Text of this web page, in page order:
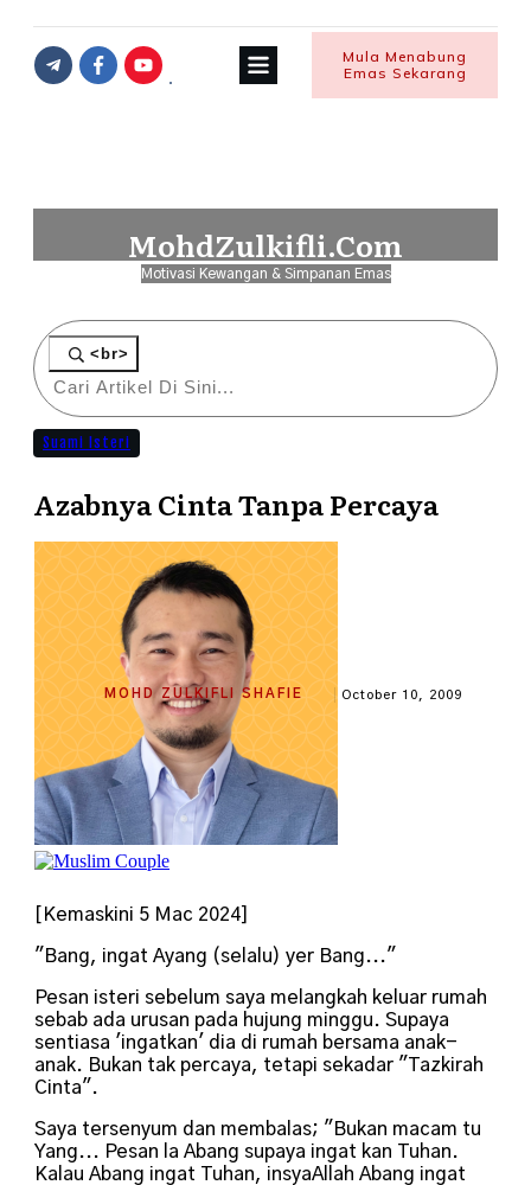
Mula Menabung
Emas Sekarang
MohdZulkifli.Com
Motivasi Kewangan & Simpanan Emas
<br>
Suami Isteri
Azabnya Cinta Tanpa Percaya
MOHD ZULKIFLI SHAFIE October 10, 2009
[Kemaskini 5 Mac 2024]
"Bang, ingat Ayang (selalu) yer Bang..."
Pesan isteri sebelum saya melangkah keluar rumah
sebab ada urusan pada hujung minggu. Supaya
sentiasa 'ingatkan' dia di rumah bersama anak-
anak. Bukan tak percaya, tetapi sekadar "Tazkirah
Cinta".
Saya tersenyum dan membalas; "Bukan macam tu
Yang... Pesan la Abang supaya ingat kan Tuhan.
Kalau Abang ingat Tuhan, insyaAllah Abang ingat